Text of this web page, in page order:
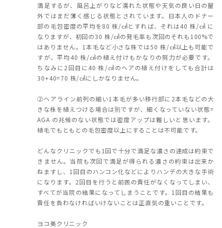
満足するが、風呂上がりなど濡れた状態や天気の良い日の屋
外ではまだ薄く感じる状態とされています。日本人のドナー
部の毛包密度の平均を80 株/㎠とすれば、それは40 株/㎠ に
なりますが、初回の30 株/㎠の発毛率も次回のそれも100%で
はありません。1本毛など小さな株では50 株/㎠以上も可能で
すが、平均40 株/㎠の植え付けもかなりの努力が必要です。
ちなみに2回目に40 株/㎠のヘアの植え付けをしても合計は
30+40=70 株/㎠にしかなりません。
②ヘアライン前列の細い1本毛が多い移行部に2本毛などの大
きな株を植えつける場合は別ですが、細くなっていない状態=
AGA の兆候のない状態では密度アップは難しいと思います。
植毛でもともとの毛包密度以上にすることは不可能です。
どんなクリニックでも1回で十分で満足な濃さの達成は約束で
きません。当院も次回で満足が得られる濃さの約束は出来か
ねますし、1回目のハンコン化などによりハンデの大きな手術
になります。2回目を行うと前医の責任がなくなってしまい、
すべてが当院の結果になってしまうことです。1回目の結果も
責任を負わなければいけないことは正直気の重いことです。
ヨコ美クリニック